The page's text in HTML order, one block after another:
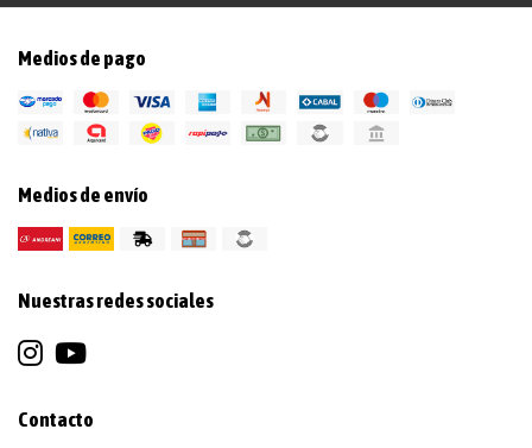
Medios de pago
Medios de envío
Nuestras redes sociales
Contacto